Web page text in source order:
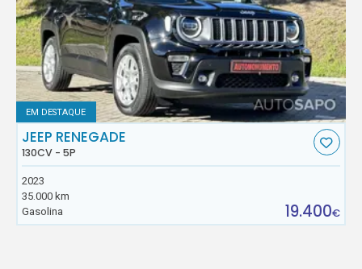
EM DESTAQUE
JEEP RENEGADE
130CV - 5P
2023
35.000 km
Gasolina
19.400€